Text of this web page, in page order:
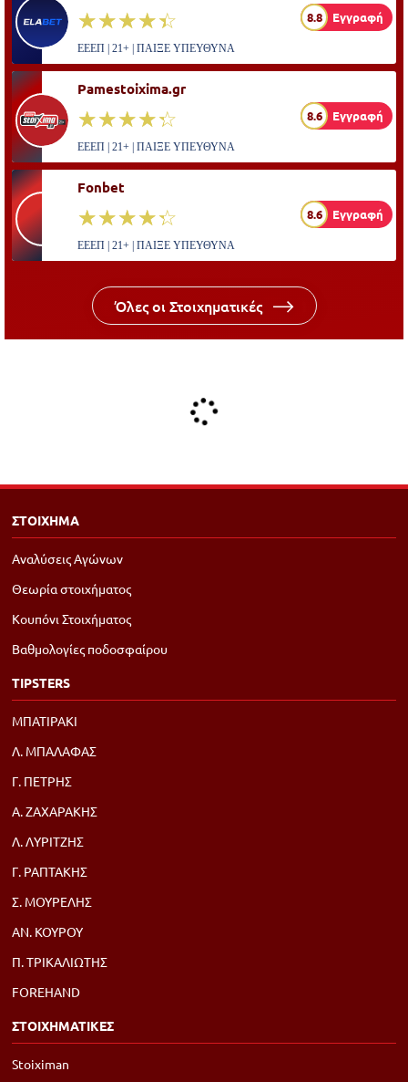
☆☆☆☆☆
★★★★★ 8.8 Εγγραφή
ΕΕΕΠ | 21+ | ΠΑΙΞΕ ΥΠΕΥΘΥΝΑ
Pamestoixima.gr
☆☆☆☆☆
★★★★★ 8.6 Εγγραφή
ΕΕΕΠ | 21+ | ΠΑΙΞΕ ΥΠΕΥΘΥΝΑ
Fonbet
☆☆☆☆☆
★★★★★ 8.6 Εγγραφή
ΕΕΕΠ | 21+ | ΠΑΙΞΕ ΥΠΕΥΘΥΝΑ
Όλες οι Στοιχηματικές
ΣΤΟΙΧΗΜΑ
Αναλύσεις Αγώνων
Θεωρία στοιχήματος
Κουπόνι Στοιχήματος
Βαθμολογίες ποδοσφαίρου
TIPSTERS
ΜΠΑΤΙΡΑΚΙ
Λ. ΜΠΑΛΑΦΑΣ
Γ. ΠΕΤΡΗΣ
Α. ΖΑΧΑΡΑΚΗΣ
Λ. ΛΥΡΙΤΖΗΣ
Γ. ΡΑΠΤΑΚΗΣ
Σ. ΜΟΥΡΕΛΗΣ
ΑΝ. ΚΟΥΡΟΥ
Π. ΤΡΙΚΑΛΙΩΤΗΣ
FOREHAND
ΣΤΟΙΧΗΜΑΤΙΚΕΣ
Stoiximan